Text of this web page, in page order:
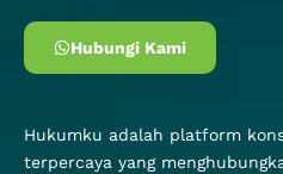
Hubungi Kami
Hukumku adalah platform
terpercaya yang